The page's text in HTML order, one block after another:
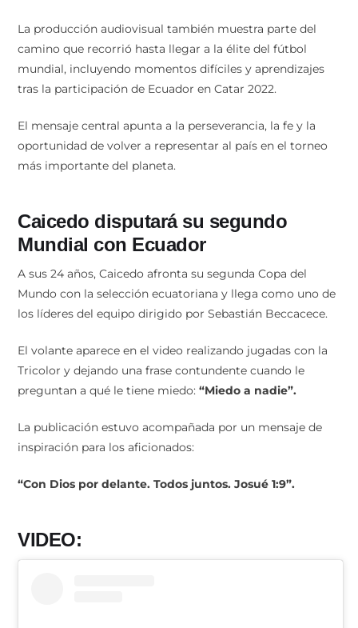
La producción audiovisual también muestra parte del
camino que recorrió hasta llegar a la élite del fútbol
mundial, incluyendo momentos difíciles y aprendizajes
tras la participación de Ecuador en Catar 2022.
El mensaje central apunta a la perseverancia, la fe y la
oportunidad de volver a representar al país en el torneo
más importante del planeta.
Caicedo disputará su segundo
Mundial con Ecuador
A sus 24 años, Caicedo afronta su segunda Copa del
Mundo con la selección ecuatoriana y llega como uno de
los líderes del equipo dirigido por Sebastián Beccacece.
El volante aparece en el video realizando jugadas con la
Tricolor y dejando una frase contundente cuando le
preguntan a qué le tiene miedo: “Miedo a nadie”.
La publicación estuvo acompañada por un mensaje de
inspiración para los aficionados:
“Con Dios por delante. Todos juntos. Josué 1:9”.
VIDEO: